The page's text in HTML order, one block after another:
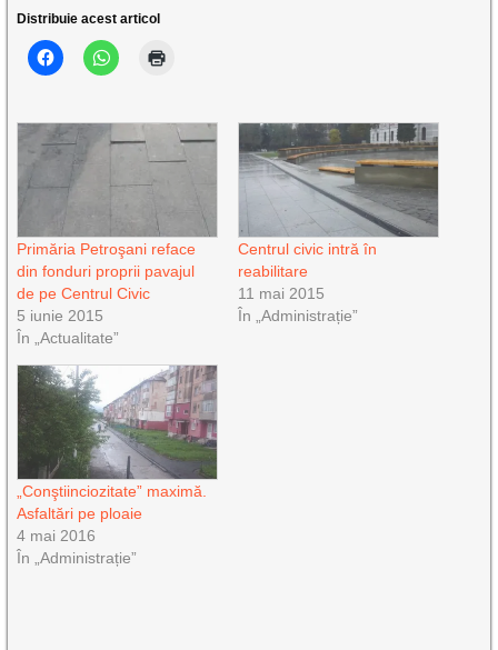
Distribuie acest articol
Primăria Petroşani reface
din fonduri proprii pavajul
de pe Centrul Civic
5 iunie 2015
În „Actualitate”
Centrul civic intră în
reabilitare
11 mai 2015
În „Administrație”
„Conştiinciozitate” maximă.
Asfaltări pe ploaie
4 mai 2016
În „Administrație”